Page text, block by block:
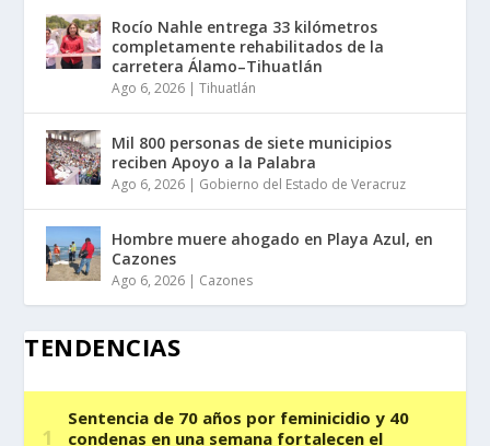
Rocío Nahle entrega 33 kilómetros
completamente rehabilitados de la
carretera Álamo–Tihuatlán
Ago 6, 2026 |Tihuatlán
Mil 800 personas de siete municipios
reciben Apoyo a la Palabra
Ago 6, 2026 | Gobierno del Estado de Veracruz
Hombre muere ahogado en Playa Azul, en
Cazones
Ago 6, 2026 | Cazones
TENDENCIAS